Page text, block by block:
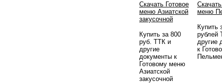
Скачать Готовое
меню Азиатской
закусочной
Купить за 800
руб. ТТК и
другие
документы к
Готовому меню
Азиатской
закусочной
меню
Купить
рублей
другие
к